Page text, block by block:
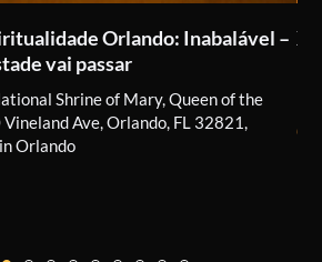
Orlando: Inabalável –
vai passar
Shrine of Mary, Queen of the
Ave, Orlando, FL 32821,
Orlando
XI